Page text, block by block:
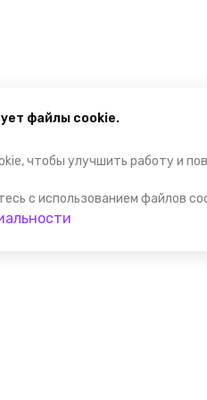
файлы cookie.
чтобы улучшить работу и
с использованием файлов